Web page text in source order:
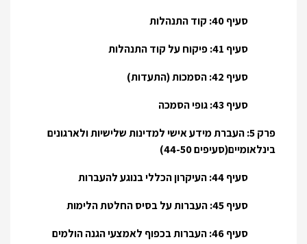
סעיף 40: קוד התנהלות
סעיף 41: פיקוח על קוד התנהלות
סעיף 42: הסמכות (התעדות)
סעיף 43: גופי הסמכה
פרק 5: העברת מידע אישי למדינות שלישיות ולארגונים
בינלאומיים(סעיפים 44-50)
סעיף 44: העיקרון הכללי בנוגע להעברות
סעיף 45: העברות על בסיס החלטת הלימות
סעיף 46: העברות בכפוף לאמצעי הגנה הולמים